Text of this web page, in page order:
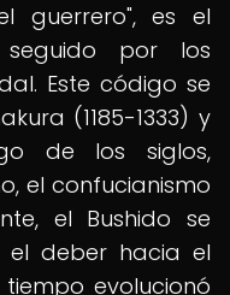
guerrero", es el
por los
Este código se
(1185-1333) y
de los siglos,
el confucianismo
el Bushido se
deber hacia el
evolucionó